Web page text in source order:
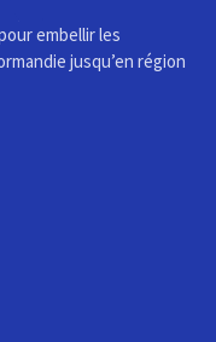
embellir les
jusqu’en région